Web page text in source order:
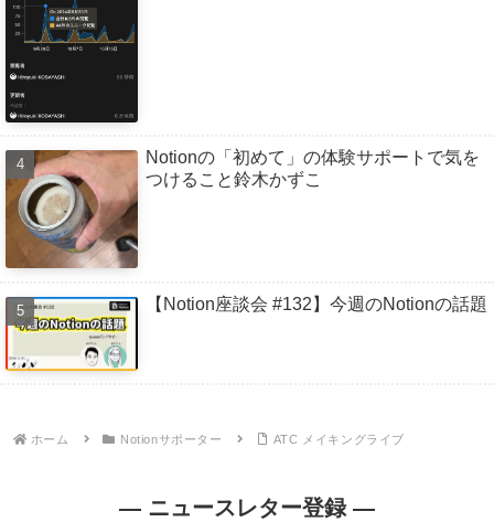
Notionの「初めて」の体験サポートで気を
つけること鈴木かずこ
【Notion座談会 #132】今週のNotionの話題
ホーム Notionサポーター ATC メイキングライブ
— ニュースレター登録 —